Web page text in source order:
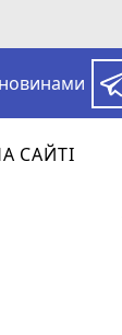
САЙТІ